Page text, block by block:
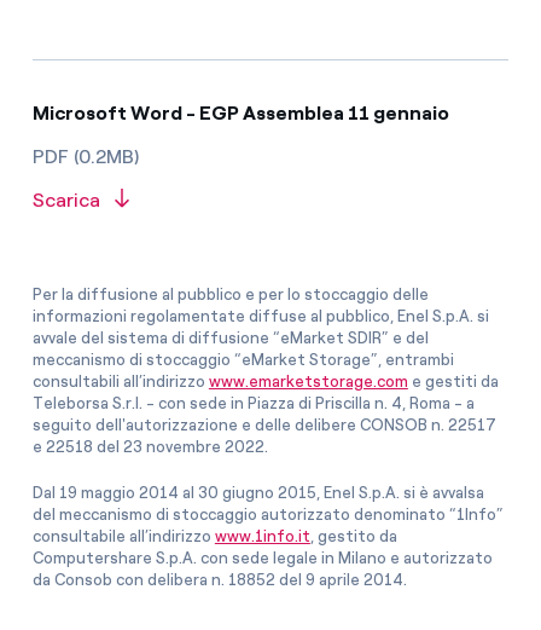
Microsoft Word - EGP Assemblea 11 gennaio
PDF (0.2MB)
Scarica
Per la diffusione al pubblico e per lo stoccaggio delle
informazioni regolamentate diffuse al pubblico, Enel S.p.A. si
avvale del sistema di diffusione “eMarket SDIR” e del
meccanismo di stoccaggio “eMarket Storage”, entrambi
consultabili all’indirizzo www.emarketstorage.com e gestiti da
Teleborsa S.r.l. - con sede in Piazza di Priscilla n. 4, Roma - a
seguito dell'autorizzazione e delle delibere CONSOB n. 22517
e 22518 del 23 novembre 2022.
Dal 19 maggio 2014 al 30 giugno 2015, Enel S.p.A. si è avvalsa
del meccanismo di stoccaggio autorizzato denominato “1Info”
consultabile all’indirizzo www.1info.it , gestito da
Computershare S.p.A. con sede legale in Milano e autorizzato
da Consob con delibera n. 18852 del 9 aprile 2014.